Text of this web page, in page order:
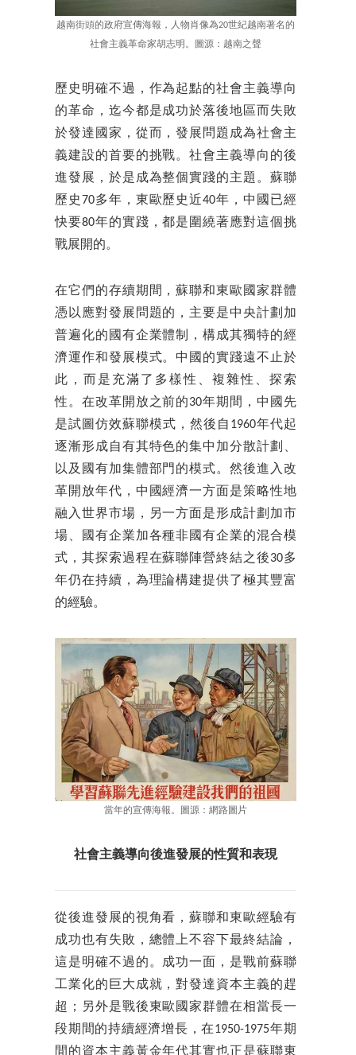
越南街頭的政府宣傳海報，人物肖像為20世紀越南著名的
社會主義革命家胡志明。圖源：越南之聲
歷史明確不過，作為起點的社會主義導向
的革命，迄今都是成功於落後地區而失敗
於發達國家，從而，發展問題成為社會主
義建設的首要的挑戰。社會主義導向的後
進發展，於是成為整個實踐的主題。蘇聯
歷史70多年，東歐歷史近40年，中國已經
快要80年的實踐，都是圍繞著應對這個挑
戰展開的。
在它們的存續期間，蘇聯和東歐國家群體
憑以應對發展問題的，主要是中央計劃加
普遍化的國有企業體制，構成其獨特的經
濟運作和發展模式。中國的實踐遠不止於
此，而是充滿了多樣性、複雜性、探索
性。在改革開放之前的30年期間，中國先
是試圖仿效蘇聯模式，然後自1960年代起
逐漸形成自有其特色的集中加分散計劃、
以及國有加集體部門的模式。然後進入改
革開放年代，中國經濟一方面是策略性地
融入世界市場，另一方面是形成計劃加市
場、國有企業加各種非國有企業的混合模
式，其探索過程在蘇聯陣營終結之後30多
年仍在持續，為理論構建提供了極其豐富
的經驗。
當年的宣傳海報。圖源：網路圖片
社會主義導向後進發展的性質和表現
從後進發展的視角看，蘇聯和東歐經驗有
成功也有失敗，總體上不容下最終結論，
這是明確不過的。成功一面，是戰前蘇聯
工業化的巨大成就，對發達資本主義的趕
超；另外是戰後東歐國家群體在相當長一
段期間的持續經濟增長，在1950-1975年期
間的資本主義黃金年代其實也正是蘇聯東